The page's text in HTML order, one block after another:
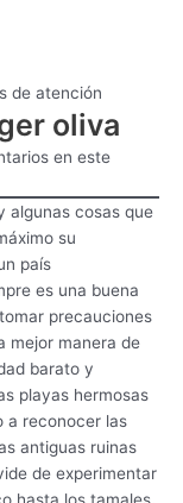
de atención
oliva
en este
algunas cosas que
su
país
es una buena
precauciones
mejor manera de
barato y
playas hermosas
a reconocer las
antiguas ruinas
de experimentar